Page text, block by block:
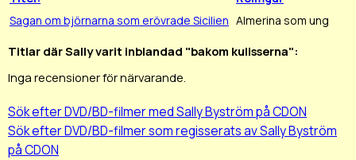
Sagan om björnarna som erövrade Sicilien Almerina som ung
Titlar där Sally varit inblandad "bakom kulisserna":
Inga recensioner för närvarande.
Sök efter DVD/BD-filmer med Sally Byström på CDON
Sök efter DVD/BD-filmer som regisserats av Sally Byström
på CDON